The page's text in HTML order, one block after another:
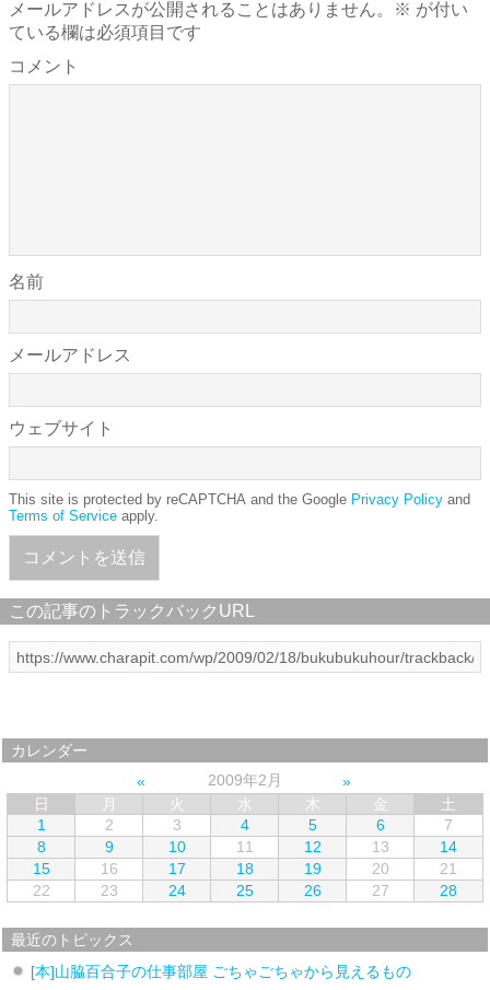
メールアドレスが公開されることはありません。 ※ が付い
ている欄は必須項目です
コメント
名前
メールアドレス
ウェブサイト
This site is protected by reCAPTCHA and the Google Privacy Policy and
Terms of Service apply.
この記事のトラックバックURL
カレンダー
2009年2月
日
月 火 水 木 金
土
1
2 3 4 5 6
7
8
9 10 11 12 13
14
15
16 17 18 19 20
21
22
23 24 25 26 27 28
最近のトピックス
[本]山脇百合子の仕事部屋 ごちゃごちゃから見えるもの